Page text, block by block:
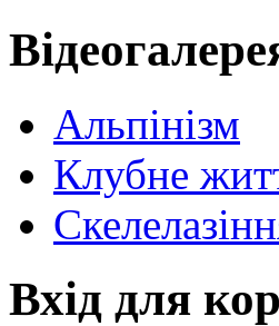
Альпінізм
Клубне
Вхід для